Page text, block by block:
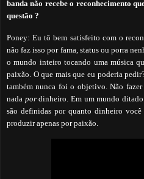
banda não recebe o reconhecimento
questão ?
Poney: Eu tô bem satisfeito com o
não faz isso por fama, status ou porra
o mundo inteiro tocando uma música
paixão. O que mais que eu poderia
também nunca foi o objetivo. Não
nada pordinheiro. Em um mundo ditado
são definidas por quanto dinheiro
produzir apenas por paixão.